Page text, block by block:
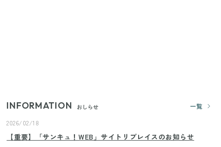
INFORMATION おしらせ
一覧
2026/02/18
【重要】「サンキュ！WEB」サイトリプレイスのお知らせ